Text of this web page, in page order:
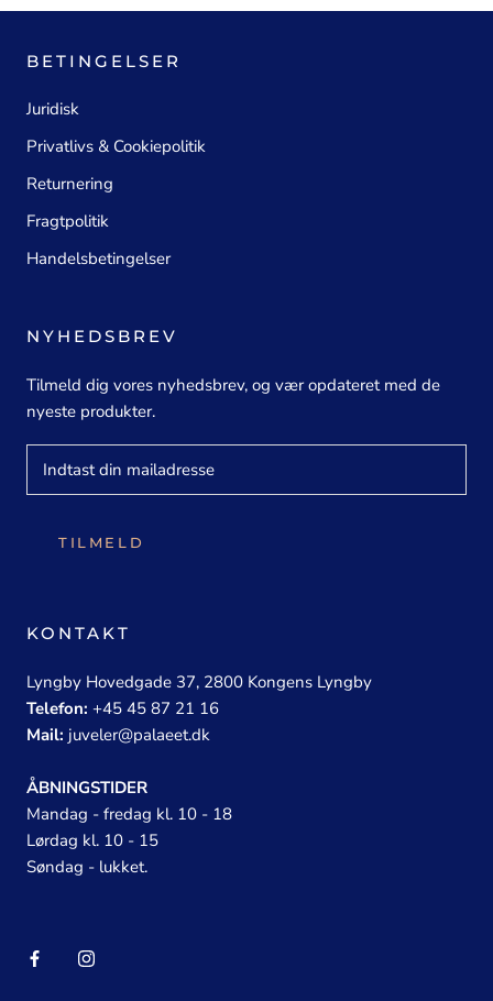
BETINGELSER
Juridisk
Privatlivs & Cookiepolitik
Returnering
Fragtpolitik
Handelsbetingelser
NYHEDSBREV
Tilmeld dig vores nyhedsbrev, og vær opdateret med de
nyeste produkter.
TILMELD
KONTAKT
Lyngby Hovedgade 37, 2800 Kongens Lyngby
Telefon: +45 45 87 21 16
Mail: juveler@palaeet.dk
ÅBNINGSTIDER
Mandag - fredag kl. 10 - 18
Lørdag kl. 10 - 15
Søndag - lukket.